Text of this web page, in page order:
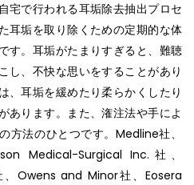
宅で行われる耳垢除去抽出プロセ
耳垢を取り除くための定期的な体
す。耳垢がたまりすぎると、難聴
し、不快な思いをすることがあり
、耳垢を緩めたり柔らかくしたり
あります。また、潅注法や手によ
方法のひとつです。Medline社、
Medical-Surgical Inc.社、
Owens and Minor社、Eosera